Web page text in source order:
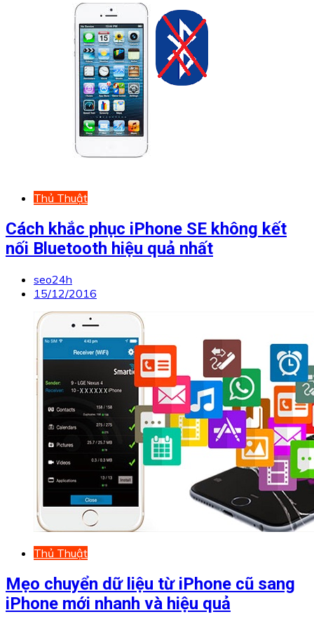
Thủ Thuật
Cách khắc phục iPhone SE không kết
nối Bluetooth hiệu quả nhất
seo24h
15/12/2016
Thủ Thuật
Mẹo chuyển dữ liệu từ iPhone cũ sang
iPhone mới nhanh và hiệu quả